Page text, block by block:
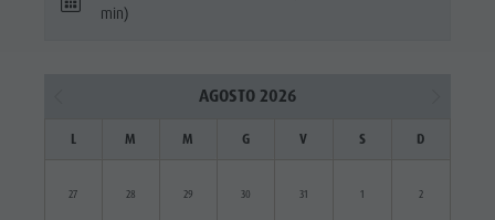
min)
AGOSTO 2026
L M M G V S D
27 28 29 30 31 1 2